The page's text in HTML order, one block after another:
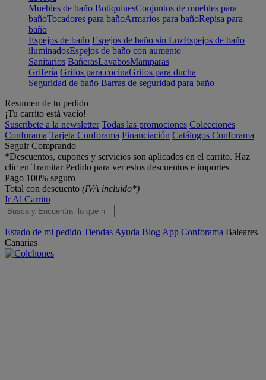
Muebles de baño BotiquinesConjuntos de muebles para
bañoTocadores para bañoArmarios para bañoRepisa para
baño
Espejos de baño Espejos de baño sin LuzEspejos de baño
iluminadosEspejos de baño con aumento
Sanitarios BañerasLavabosMamparas
Grifería Grifos para cocinaGrifos para ducha
Seguridad de baño Barras de seguridad para baño
Resumen de tu pedido
¡Tu carrito está vacío!
Suscríbete a la newsletter Todas las promociones Colecciones
Conforama Tarjeta Conforama Financiación Catálogos Conforama
Seguir Comprando
*Descuentos, cupones y servicios son aplicados en el carrito. Haz
clic en Tramitar Pedido para ver estos descuentos e importes
Pago 100% seguro
Total con descuento (IVA incluido*)
Ir Al Carrito
Estado de mi pedido Tiendas Ayuda Blog App Conforama Baleares
Canarias